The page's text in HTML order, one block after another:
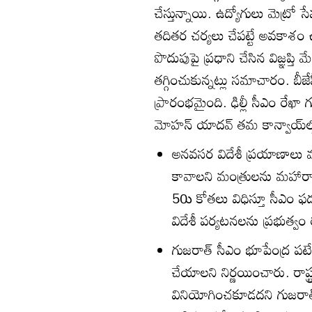
చేస్తున్నాయి. ఉద్యోగులు
తదితర చర్యలు చేపట్టే
పొదుపుపై ప్రధాని చేసిన
తగ్గించుకున్నట్లు సమాచారం.
ప్రారంభమైంది. ఢిల్లీ సీఎం రేఖా
మోహన్‌ యాదవ్‌ తమ
అనవసర విదేశీ
కావాలని మంత్రులను
50ు కోతలు విధిస్తూ సీఎం
విదేశీ పర్యటనలను
గుజరాత్‌ సీఎం భూపేంద్ర
చేయాలని నిర్ణయించారు.
వినియోగించకూడదని గుజరాత్‌